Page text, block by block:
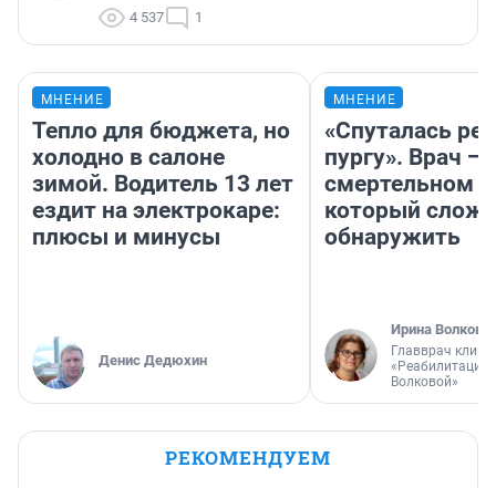
4 537 1
МНЕНИЕ
Тепло для бюджета, но
холодно в салоне
зимой. Водитель 13 лет
ездит на электрокаре:
плюсы и минусы
Денис Дедюхин
МНЕНИЕ
«Спуталась
пургу». Врач —
смертельном
который
обнаружить
Ирина Волкова
Главврач
«Реабилитация
Волковой»
РЕКОМЕНДУЕМ